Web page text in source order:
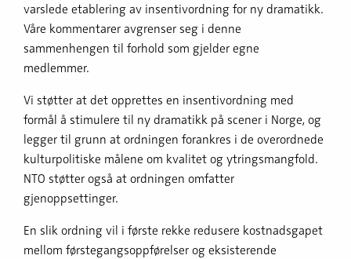
varslede etablering av insentivordning for ny dramatikk.
Våre kommentarer avgrenser seg i denne
sammenhengen til forhold som gjelder egne
medlemmer.
Vi støtter at det opprettes en insentivordning med
formål å stimulere til ny dramatikk på scener i Norge, og
legger til grunn at ordningen forankres i de overordnede
kulturpolitiske målene om kvalitet og ytringsmangfold.
NTO støtter også at ordningen omfatter
gjenoppsettinger.
En slik ordning vil i første rekke redusere kostnadsgapet
mellom førstegangsoppførelser og eksisterende